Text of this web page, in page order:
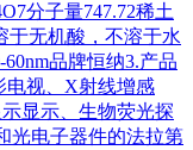
分子量747.72稀土
于无机酸，不溶于水
品牌恒纳3.产品
电视、X射线增感
显示、生物荧光探
光电子器件的法拉第